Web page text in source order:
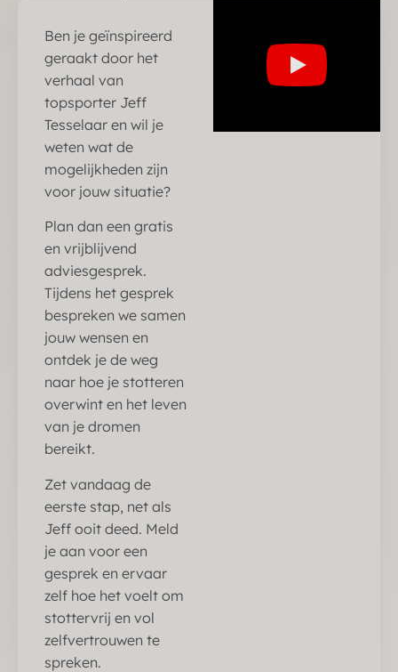
Ben je geïnspireerd
geraakt door het
verhaal van
topsporter Jeff
Tesselaar en wil je
weten wat de
mogelijkheden zijn
voor jouw situatie?
Plan dan een gratis
en vrijblijvend
adviesgesprek.
Tijdens het gesprek
bespreken we samen
jouw wensen en
ontdek je de weg
naar hoe je stotteren
overwint en het leven
van je dromen
bereikt.
Zet vandaag de
eerste stap, net als
Jeff ooit deed. Meld
je aan voor een
gesprek en ervaar
zelf hoe het voelt om
stottervrij en vol
zelfvertrouwen te
spreken.